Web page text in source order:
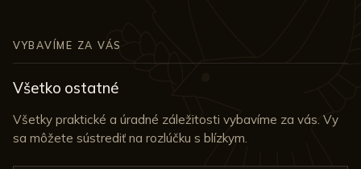
VYBAVÍME ZA VÁS
Všetko ostatné
Všetky praktické a úradné záležitosti vybavíme za vás. Vy
sa môžete sústrediť na rozlúčku s blízkym.